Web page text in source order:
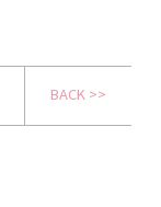
BACK >>